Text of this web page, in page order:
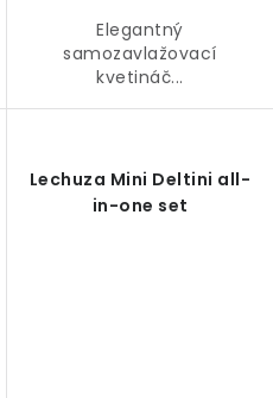
Elegantný
samozavlažovací
kvetináč...
Lechuza Mini Deltini all-
in-one set